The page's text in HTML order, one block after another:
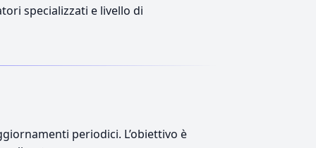
specializzati e livello di
periodici. L’obiettivo è